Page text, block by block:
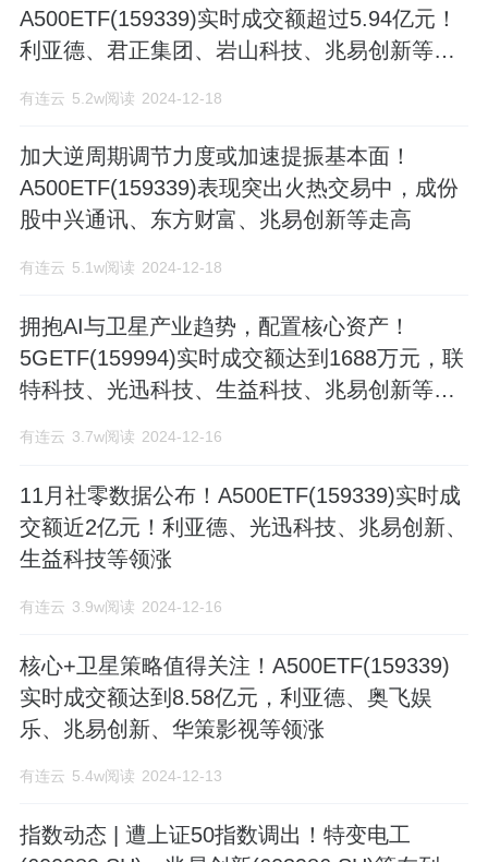
A500ETF(159339)实时成交额超过5.94亿元！
利亚德、君正集团、岩山科技、兆易创新等涨
有连云 5.2w阅读 2024-12-18
加大逆周期调节力度或加速提振基本面！
A500ETF(159339)表现突出火热交易中，成份
股中兴通讯、东方财富、兆易创新等走高
有连云 5.1w阅读 2024-12-18
拥抱AI与卫星产业趋势，配置核心资产！
5GETF(159994)实时成交额达到1688万元，联
特科技、光迅科技、生益科技、兆易创新等领
有连云 3.7w阅读 2024-12-16
11月社零数据公布！A500ETF(159339)实时成
交额近2亿元！利亚德、光迅科技、兆易创新、
生益科技等领涨
有连云 3.9w阅读 2024-12-16
核心+卫星策略值得关注！A500ETF(159339)
实时成交额达到8.58亿元，利亚德、奥飞娱
乐、兆易创新、华策影视等领涨
有连云 5.4w阅读 2024-12-13
指数动态 | 遭上证50指数调出！特变电工